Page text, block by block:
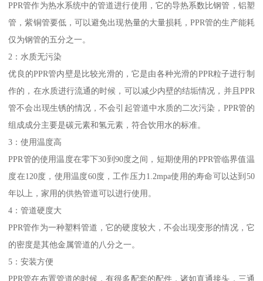
PPR管作为热水系统中的管道进行使用，它的导热系数比钢管，铝塑
管，紫铜管要低，可以避免出现热量的大量损耗，PPR管的生产能耗
仅为钢管的五分之一。
2：水质无污染
优良的PPR管内壁是比较光滑的，它是由各种光滑的PPR粒子进行制
作的，在水质进行流通的时候，可以减少内壁的结垢情况，并且PPR
管不会出现生锈的情况，不会引起管道中水质的二次污染，PPR管的
组成成分主要是碳元素和氢元素，符合饮用水的标准。
3：使用温度高
PPR管的使用温度在零下30到90度之间，短期使用的PPR管临界值温
度在120度，使用温度60度，工作压力1.2mpa使用的寿命可以达到50
年以上，家用的供热管道可以进行使用。
4：管道硬度大
PPR管作为一种塑料管道，它的硬度较大，不会出现变形的情况，它
的密度是其他金属管道的八分之一。
5：安装方便
PPR管在布置管道的时候，有很多配套的配件，诸如直通接头，三通